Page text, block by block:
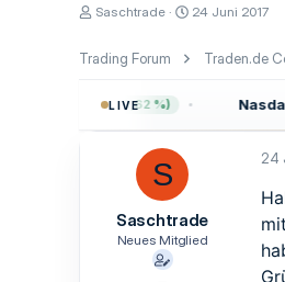
E
t
e
Saschtrade
E
t
24 Juni 2017
Trading Forum Traden.de
LIVE
+47,68 (+0,62 %)
S
Saschtrade
Neues Mitglied
24